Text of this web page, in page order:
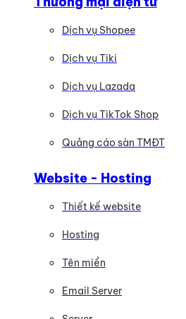
Dịch vụ Shopee
Dịch vụ Tiki
Dịch vụ Lazada
Dịch vụ TikTok Shop
Quảng cáo sàn TMĐT
Website - Hosting
Thiết kế website
Hosting
Tên miền
Email Server